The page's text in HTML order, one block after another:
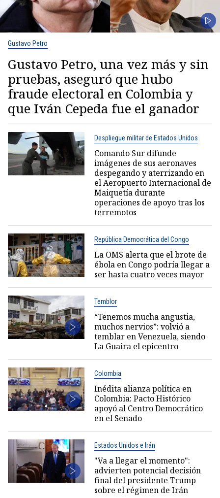
Gustavo Petro
Gustavo Petro, una vez más y sin
pruebas, aseguró que hubo
fraude electoral en Colombia y
que Iván Cepeda fue el ganador
Despliegue militar de Estados Unidos
Comando Sur difunde
imágenes de sus aeronaves
despegando y aterrizando en
el Aeropuerto Internacional de
Maiquetía durante
operaciones de apoyo tras los
terremotos
República Democrática del Congo
La OMS alerta que el brote de
ébola en Congo podría llegar a
ser hasta cuatro veces mayor
Temblor
“Tenemos mucha angustia,
muchos nervios”: volvió a
temblar en Venezuela, siendo
La Guaira el epicentro
Colombia
Inédita alianza política en
Colombia: Pacto Histórico
apoyó al Centro Democrático
en el Senado
Estados Unidos e Irán
"Va a llegar el momento":
advierten potencial decisión
final del presidente Trump
sobre el régimen de Irán